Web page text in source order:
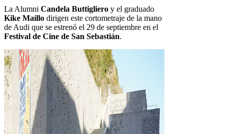
La Alumni Candela Buttigliero y el graduado
Kike Maíllo dirigen este cortometraje de la mano
de Audi que se estrenó el 29 de septiembre en el
Festival de Cine de San Sebastián.